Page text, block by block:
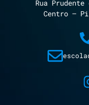
Rua
Centro –